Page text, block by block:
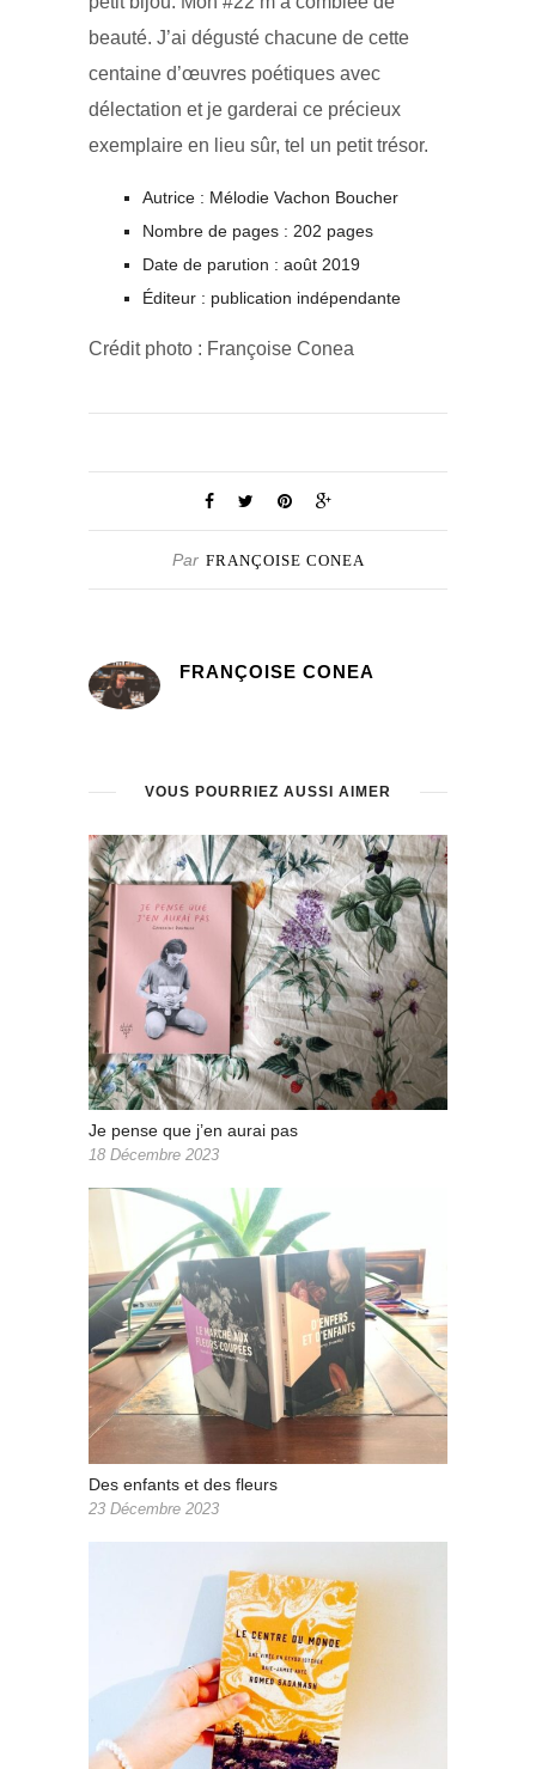
beauté. J’ai dégusté chacune de cette
centaine d’œuvres poétiques avec
délectation et je garderai ce précieux
exemplaire en lieu sûr, tel un petit trésor.
Autrice : Mélodie Vachon Boucher
Nombre de pages : 202 pages
Date de parution : août 2019
Éditeur : publication indépendante
Crédit photo : Françoise Conea
Par FRANÇOISE CONEA
FRANÇOISE CONEA
VOUS POURRIEZ AUSSI AIMER
Je pense que j’en aurai pas
18 Décembre 2023
Des enfants et des fleurs
23 Décembre 2023